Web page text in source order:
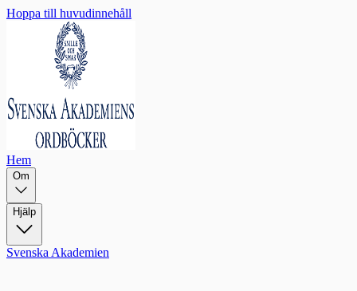
Hoppa till huvudinnehåll
Hem
Om
Hjälp
Svenska Akademien